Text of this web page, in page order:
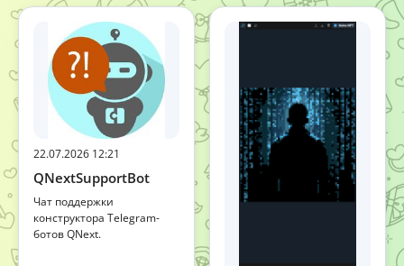
22.07.2026 12:21
QNextSupportBot
Чат поддержки
конструктора Telegram-
ботов QNext.